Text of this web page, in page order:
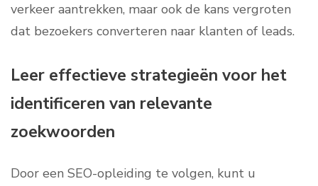
verkeer aantrekken, maar ook de kans vergroten
dat bezoekers converteren naar klanten of leads.
Leer effectieve strategieën voor het
identificeren van relevante
zoekwoorden
Door een SEO-opleiding te volgen, kunt u